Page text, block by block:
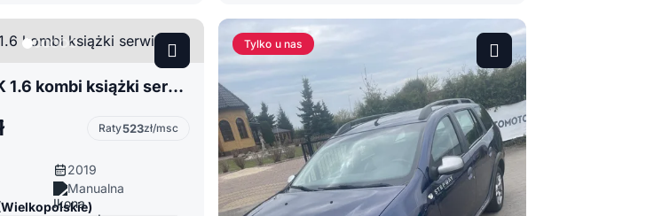
Opel Astra K 1.6 kombi książki serwisowe
Raty523zł/msc
2019
Manualna
Tylko u nas